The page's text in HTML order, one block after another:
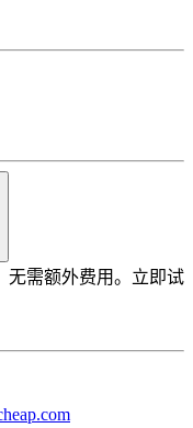
无需额外费用。立即试